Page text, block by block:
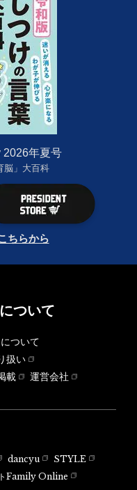
2026年夏号
脳」大百科
ちらから
ついて
ついて
扱い
載
運営会社
dancyu
STYLE
Family Online